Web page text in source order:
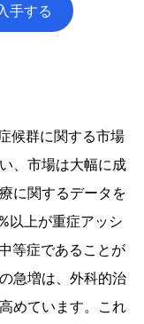
手する
候群に関する市場
、市場は大幅に成
に関するデータを
以上が重症アッシ
等症であることが
急増は、外科的治
めています。これ